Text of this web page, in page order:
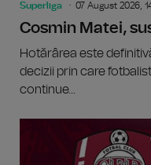
Superliga 07 August 2026,
Cosmin Matei,
Hotărârea este
decizii prin care
continue...